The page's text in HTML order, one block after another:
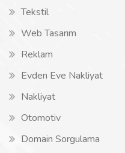
Tekstil
Web Tasarım
Reklam
Evden Eve Nakliyat
Nakliyat
Otomotiv
Domain Sorgulama